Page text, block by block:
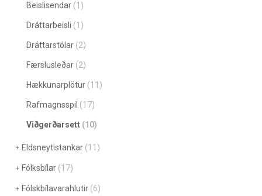
Beislisendar (1)
Dráttarbeisli (1)
Dráttarstólar (2)
Færslusleðar (2)
Hækkunarplötur (11)
Rafmagnsspil (17)
Viðgerðarsett (10)
Eldsneytistankar (11)
Fólksbílar (17)
Fólskbílavarahlutir (6)